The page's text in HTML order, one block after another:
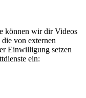
können wir dir Videos
von externen
Einwilligung setzen
ein: